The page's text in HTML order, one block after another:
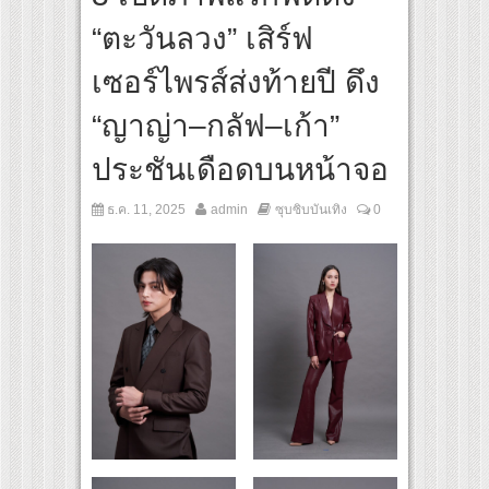
ทย์คนรุ่นใหม่
PLUS” แพลตฟอร์มการเรียนรู้ “Creative Arts & Entertainment Education” แห่ง
ารศึกษากว่า 100 ล้านบาท
“ตะวันลวง” เสิร์ฟ
เซอร์ไพรส์ส่งท้ายปี ดึง
“ญาญ่า–กลัฟ–เก้า”
ประชันเดือดบนหน้าจอ
ธ.ค. 11, 2025 admin ซุบซิบบันเทิง 0